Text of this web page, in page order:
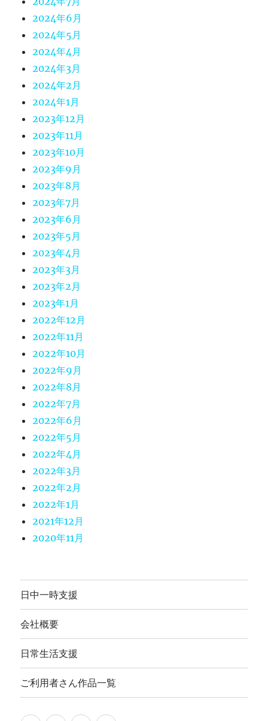
2024年6月
2024年5月
2024年4月
2024年3月
2024年2月
2024年1月
2023年12月
2023年11月
2023年10月
2023年9月
2023年8月
2023年7月
2023年6月
2023年5月
2023年4月
2023年3月
2023年2月
2023年1月
2022年12月
2022年11月
2022年10月
2022年9月
2022年8月
2022年7月
2022年6月
2022年5月
2022年4月
2022年3月
2022年2月
2022年1月
2021年12月
2020年11月
日中一時支援
会社概要
日常生活支援
ご利用者さん作品一覧